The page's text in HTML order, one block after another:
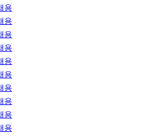
용
용
용
용
용
용
용
용
용
용